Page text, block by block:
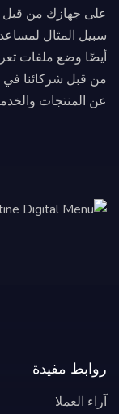
سبيل المثال
أيضًا وضع ملفات
من قبل شركائنا في
عن المنتجات
روابط مفيدة
آراء العملا